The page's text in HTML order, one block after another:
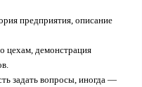
предприятия, описание
демонстрация
задать вопросы, иногда —